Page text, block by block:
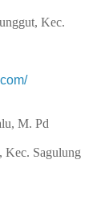
Kec.
M. Pd
Kec. Sagulung